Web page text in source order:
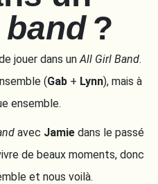
band?
jouer dans unAll Girl Band.
(Gab + Lynn), mais à
ensemble.
avec Jamie dans le passé
de beaux moments, donc
et nous voilà.